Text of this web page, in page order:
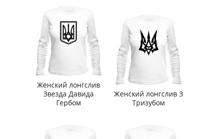
Женский лонгслив
Звезда Давида
Гербом
Женский лонгслив З
Тризубом